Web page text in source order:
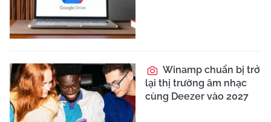
Winamp chuẩn bị trở
lại thị trường âm nhạc
cùng Deezer vào 2027